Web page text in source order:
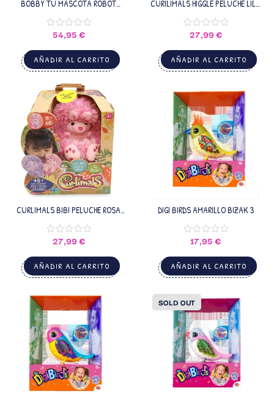
BOBBY TU MASCOTA ROBOT
54,95€
AÑADIR AL CARRITO
CURILIMALS HIGGLE PELUCHE LILA
27,99€
AÑADIR AL CARRITO
CURLIMALS BIBI PELUCHE ROSA
27,99€
AÑADIR AL CARRITO
DIGI BIRDS AMARILLO BIZAK 3
17,95€
AÑADIR AL CARRITO
SOLD OUT